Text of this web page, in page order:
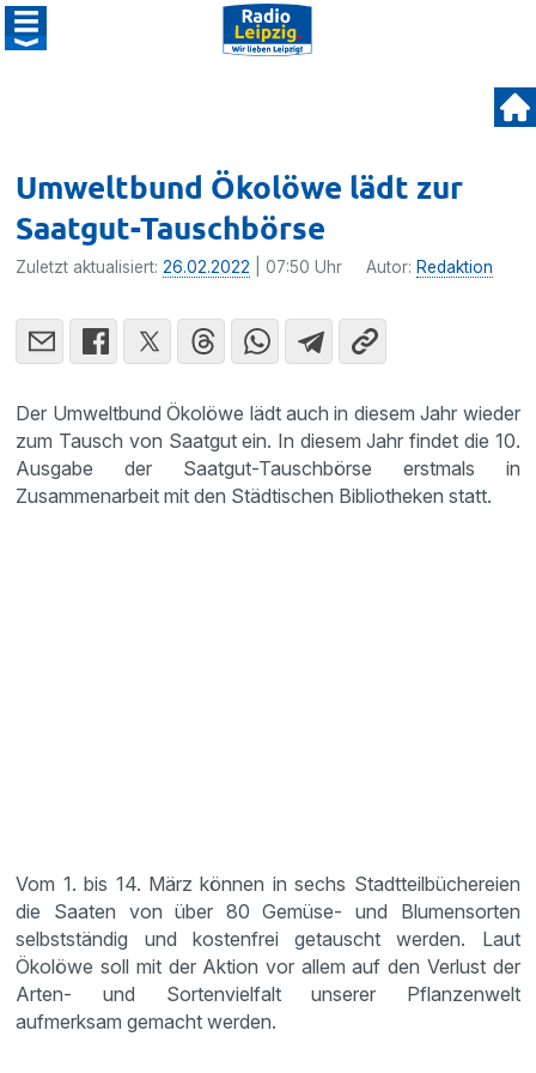
Umweltbund Ökolöwe lädt zur
Saatgut-Tauschbörse
Zuletzt aktualisiert:26.02.2022 | 07:50 Uhr Autor: Redaktion
Der Umweltbund Ökolöwe lädt auch in diesem Jahr wieder
zum Tausch von Saatgut ein. In diesem Jahr findet die 10.
Ausgabe der Saatgut-Tauschbörse erstmals in
Zusammenarbeit mit den Städtischen Bibliotheken statt.
Vom 1. bis 14. März können in sechs Stadtteilbüchereien
die Saaten von über 80 Gemüse- und Blumensorten
selbstständig und kostenfrei getauscht werden. Laut
Ökolöwe soll mit der Aktion vor allem auf den Verlust der
Arten- und Sortenvielfalt unserer Pflanzenwelt
aufmerksam gemacht werden.